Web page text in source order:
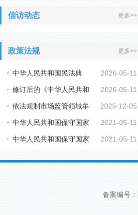
信访动态 更多>>
政策法规 更多>>
2026-05-11
中华人民共和国民法典
2026-05-11
修订后的《中华人民共和
国行政复议法实施... 2025-12-05
依法规制市场监管领域牟
利性职业投诉举报... 2021-05-11
中华人民共和国保守国家
秘密法 2021-05-11
中华人民共和国保守国家
备案编号